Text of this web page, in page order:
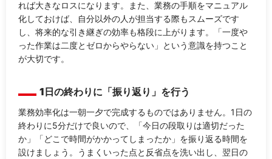
れば大きなロスになります。また、業務の手順をマニュアル
化しておけば、自分以外の人が担当する際もスムーズです
し、将来的な引き継ぎの効率も格段に上がります。「一度や
った作業は二度とゼロからやらない」という意識を持つこと
が大切です。
1日の終わりに「振り返り」を行う
業務効率化は一朝一夕で完成するものではありません。1日の
終わりに5分だけで良いので、「今日の段取りは適切だった
か」「どこで時間がかかってしまったか」を振り返る時間を
設けましょう。うまくいった点と反省点を洗い出し、翌日の